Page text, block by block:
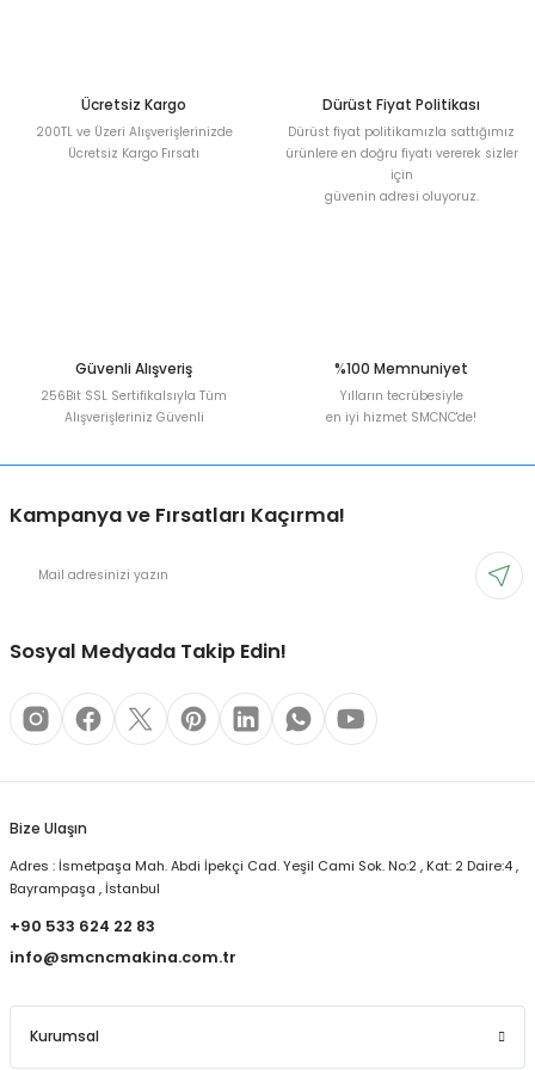
Ücretsiz Kargo
200TL ve Üzeri Alışverişlerinizde
Ücretsiz Kargo Fırsatı
Dürüst Fiyat Politikası
Dürüst fiyat politikamızla sattığımız
ürünlere en doğru fiyatı vererek sizler
için
güvenin adresi oluyoruz.
Güvenli Alışveriş
256Bit SSL Sertifikalsıyla Tüm
Alışverişleriniz Güvenli
%100 Memnuniyet
Yılların tecrübesiyle
en iyi hizmet SMCNC'de!
Kampanya ve Fırsatları Kaçırma!
Sosyal Medyada Takip Edin!
Bize Ulaşın
Adres : İsmetpaşa Mah. Abdi İpekçi Cad. Yeşil Cami Sok. No:2 , Kat: 2 Daire:4 ,
Bayrampaşa , İstanbul
+90 533 624 22 83
info@smcncmakina.com.tr
Kurumsal